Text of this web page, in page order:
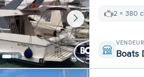
2 × 380
Boats